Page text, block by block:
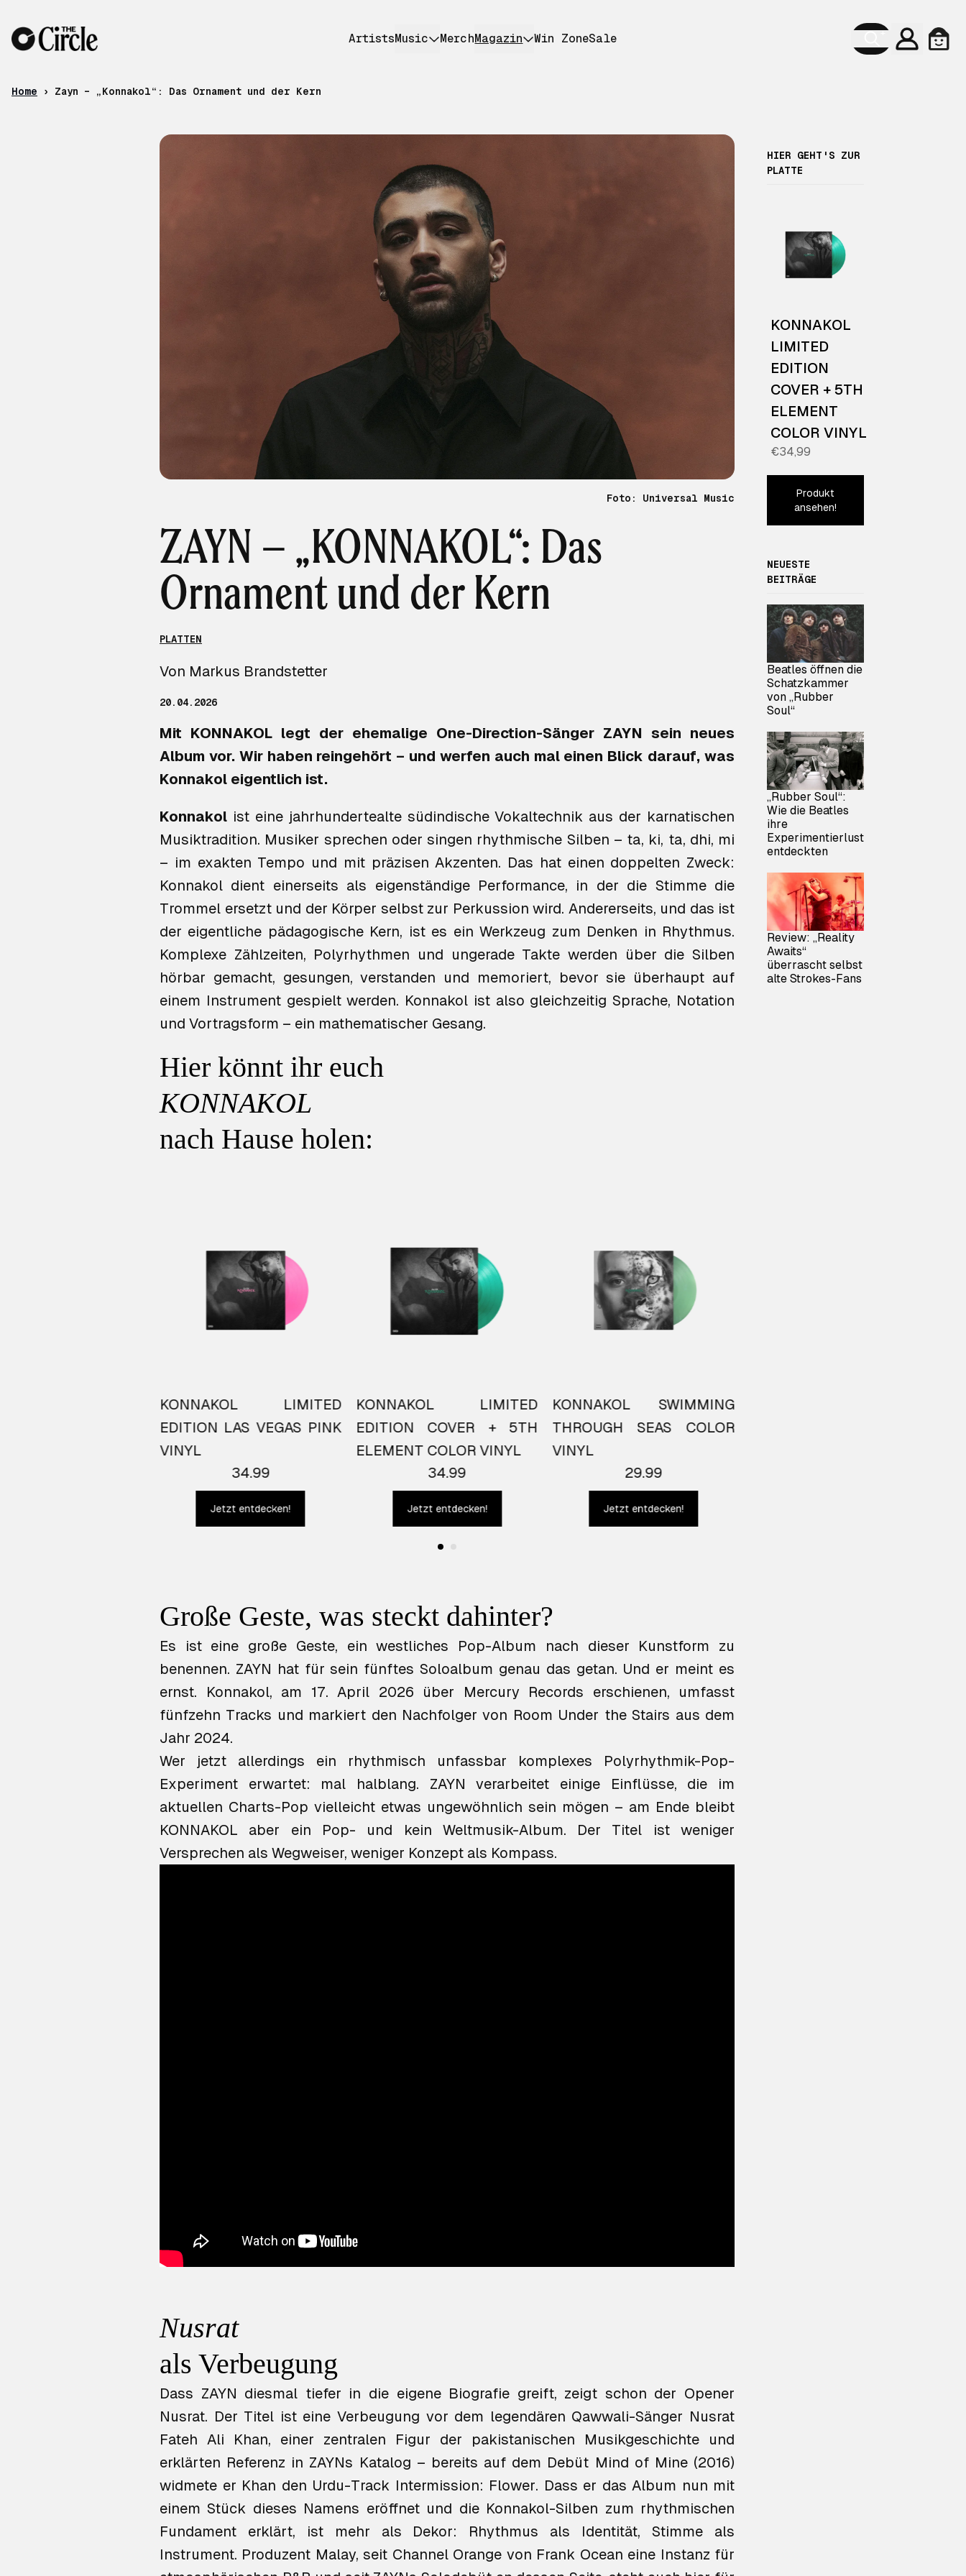
ArtistsMusic MerchMagazin Win ZoneSale
Account
Cart
Home › Zayn – „Konnakol“: Das Ornament und der Kern
Foto: Universal Music
ZAYN – „KONNAKOL“: Das
Ornament und der Kern
PLATTEN
Von Markus Brandstetter
20.04.2026
Mit KONNAKOL legt der ehemalige One-Direction-Sänger ZAYN sein neues
Album vor. Wir haben reingehört – und werfen auch mal einen Blick darauf, was
Konnakol eigentlich ist.
Konnakol ist eine jahrhundertealte südindische Vokaltechnik aus der karnatischen
Musiktradition. Musiker sprechen oder singen rhythmische Silben – ta, ki, ta, dhi, mi
– im exakten Tempo und mit präzisen Akzenten. Das hat einen doppelten Zweck:
Konnakol dient einerseits als eigenständige Performance, in der die Stimme die
Trommel ersetzt und der Körper selbst zur Perkussion wird. Andererseits, und das ist
der eigentliche pädagogische Kern, ist es ein Werkzeug zum Denken in Rhythmus.
Komplexe Zählzeiten, Polyrhythmen und ungerade Takte werden über die Silben
hörbar gemacht, gesungen, verstanden und memoriert, bevor sie überhaupt auf
einem Instrument gespielt werden. Konnakol ist also gleichzeitig Sprache, Notation
und Vortragsform – ein mathematischer Gesang.
Hier könnt ihr euch
KONNAKOL
nach Hause holen:
KONNAKOL LIMITED
EDITION LAS VEGAS PINK
VINYL
34.99
Jetzt entdecken!
KONNAKOL LIMITED
EDITION COVER + 5TH
ELEMENT COLOR VINYL
34.99
Jetzt entdecken!
KONNAKOL SWIMMING
THROUGH SEAS COLOR
VINYL
29.99
Jetzt entdecken!
Große Geste, was steckt dahinter?
Es ist eine große Geste, ein westliches Pop-Album nach dieser Kunstform zu
benennen. ZAYN hat für sein fünftes Soloalbum genau das getan. Und er meint es
ernst.
Konnakol, am 17. April 2026 über Mercury Records erschienen, umfasst
fünfzehn Tracks und markiert den Nachfolger von Room Under the Stairs aus dem
Jahr 2024.
Wer jetzt allerdings ein rhythmisch unfassbar komplexes Polyrhythmik-Pop-
Experiment erwartet: mal halblang. ZAYN verarbeitet einige Einflüsse, die im
aktuellen Charts-Pop vielleicht etwas ungewöhnlich sein mögen – am Ende bleibt
KONNAKOL aber ein Pop- und kein Weltmusik-Album. Der Titel ist weniger
Versprechen als Wegweiser, weniger Konzept als Kompass.
Nusrat
als Verbeugung
Dass ZAYN diesmal tiefer in die eigene Biografie greift, zeigt schon der Opener
Nusrat. Der Titel ist eine Verbeugung vor dem legendären Qawwali-Sänger Nusrat
Fateh Ali Khan, einer zentralen Figur der pakistanischen Musikgeschichte und
erklärten Referenz in ZAYNs Katalog – bereits auf dem Debüt Mind of Mine(2016)
widmete er Khan den Urdu-Track Intermission: Flower. Dass er das Album nun mit
einem Stück dieses Namens eröffnet und die Konnakol-Silben zum rhythmischen
Fundament erklärt, ist mehr als Dekor: Rhythmus als Identität, Stimme als
Instrument. Produzent Malay, seit Channel Orange von Frank Ocean eine Instanz für
HIER GEHT'S ZUR
PLATTE
KONNAKOL
LIMITED
EDITION
COVER + 5TH
ELEMENT
COLOR VINYL
€34,99
Produkt
ansehen!
NEUESTE
BEITRÄGE
Beatles öffnen die
Schatzkammer
von „Rubber
Soul“
„Rubber Soul“:
Wie die Beatles
ihre
Experimentierlust
entdeckten
Review: „Reality
Awaits“
überrascht selbst
alte Strokes-Fans